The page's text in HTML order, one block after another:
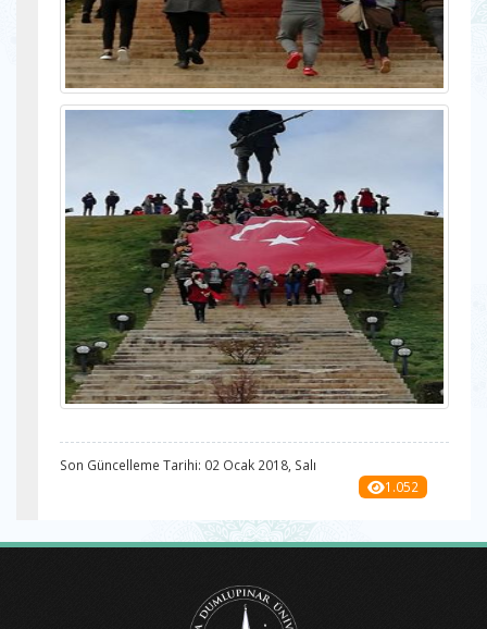
Son Güncelleme Tarihi: 02 Ocak 2018, Salı
1.052